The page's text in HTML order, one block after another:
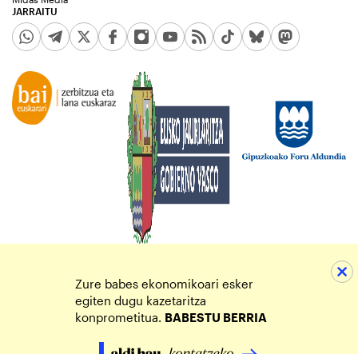
JARRAITU
Zure babes ekonomikoari esker
egiten dugu kazetaritza
konprometitua. BABESTU BERRIA